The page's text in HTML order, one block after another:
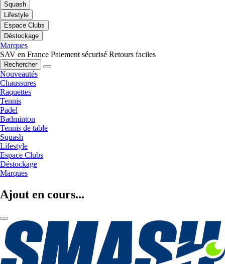
Squash
Lifestyle
Espace Clubs
Déstockage
Marques
SAV en France Paiement sécurisé Retours faciles
Rechercher
Nouveautés
Chaussures
Raquettes
Tennis
Padel
Badminton
Tennis de table
Squash
Lifestyle
Espace Clubs
Déstockage
Marques
Ajout en cours...